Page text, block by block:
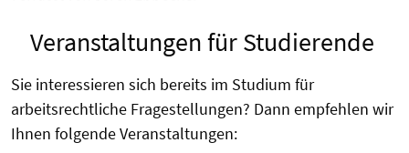
Veranstaltungen für Studierende
Sie interessieren sich bereits im Studium für
arbeitsrechtliche Fragestellungen? Dann empfehlen wir
Ihnen folgende Veranstaltungen: